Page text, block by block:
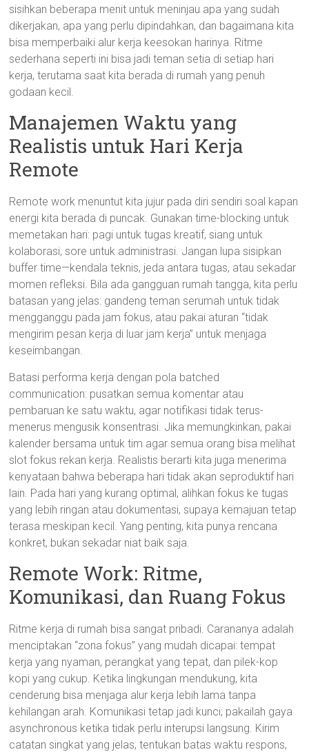
sisihkan beberapa menit untuk meninjau apa yang sudah
dikerjakan, apa yang perlu dipindahkan, dan bagaimana kita
bisa memperbaiki alur kerja keesokan harinya. Ritme
sederhana seperti ini bisa jadi teman setia di setiap hari
kerja, terutama saat kita berada di rumah yang penuh
godaan kecil.
Manajemen Waktu yang
Realistis untuk Hari Kerja
Remote
Remote work menuntut kita jujur pada diri sendiri soal kapan
energi kita berada di puncak. Gunakan time-blocking untuk
memetakan hari: pagi untuk tugas kreatif, siang untuk
kolaborasi, sore untuk administrasi. Jangan lupa sisipkan
buffer time—kendala teknis, jeda antara tugas, atau sekadar
momen refleksi. Bila ada gangguan rumah tangga, kita perlu
batasan yang jelas: gandeng teman serumah untuk tidak
mengganggu pada jam fokus, atau pakai aturan “tidak
mengirim pesan kerja di luar jam kerja” untuk menjaga
keseimbangan.
Batasi performa kerja dengan pola batched
communication: pusatkan semua komentar atau
pembaruan ke satu waktu, agar notifikasi tidak terus-
menerus mengusik konsentrasi. Jika memungkinkan, pakai
kalender bersama untuk tim agar semua orang bisa melihat
slot fokus rekan kerja. Realistis berarti kita juga menerima
kenyataan bahwa beberapa hari tidak akan seproduktif hari
lain. Pada hari yang kurang optimal, alihkan fokus ke tugas
yang lebih ringan atau dokumentasi, supaya kemajuan tetap
terasa meskipan kecil. Yang penting, kita punya rencana
konkret, bukan sekadar niat baik saja.
Remote Work: Ritme,
Komunikasi, dan Ruang Fokus
Ritme kerja di rumah bisa sangat pribadi. Carananya adalah
menciptakan “zona fokus” yang mudah dicapai: tempat
kerja yang nyaman, perangkat yang tepat, dan pilek-kop
kopi yang cukup. Ketika lingkungan mendukung, kita
cenderung bisa menjaga alur kerja lebih lama tanpa
kehilangan arah. Komunikasi tetap jadi kunci; pakailah gaya
asynchronous ketika tidak perlu interupsi langsung. Kirim
catatan singkat yang jelas, tentukan batas waktu respons,